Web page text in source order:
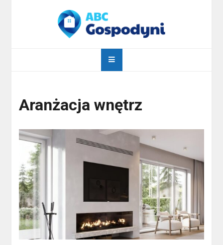
abcgospodyni.pl
Aranżacja wnętrz